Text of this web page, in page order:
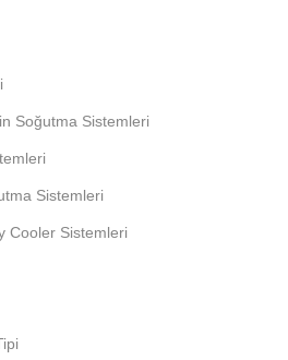
Soğutma Sistemleri
Sistemleri
Cooler Sistemleri